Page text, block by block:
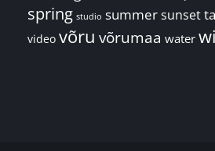
spring studio summersunset
video võru võrumaa water